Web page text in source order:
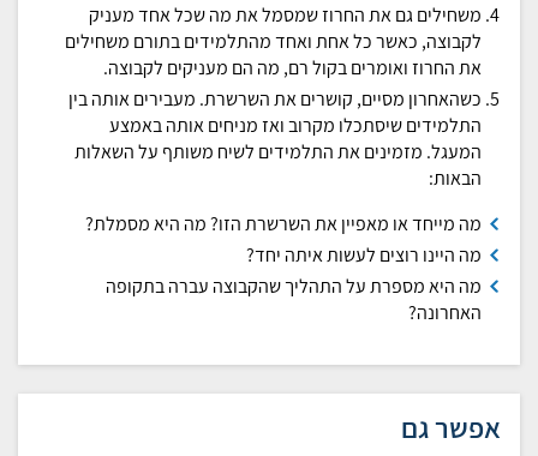
משחילים גם את החרוז שמסמל את מה שכל אחד מעניק
לקבוצה, כאשר כל אחת ואחד מהתלמידים בתורם משחילים
את החרוז ואומרים בקול רם, מה הם מעניקים לקבוצה.
כשהאחרון מסיים, קושרים את השרשרת. מעבירים אותה בין
התלמידים שיסתכלו מקרוב ואז מניחים אותה באמצע
המעגל. מזמינים את התלמידים לשיח משותף על השאלות
הבאות:
מה מייחד או מאפיין את השרשרת הזו? מה היא מסמלת?
מה היינו רוצים לעשות איתה יחד?
מה היא מספרת על התהליך שהקבוצה עברה בתקופה
האחרונה?
אפשר גם